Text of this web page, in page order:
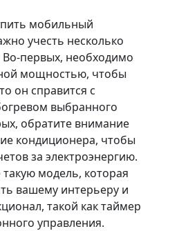
мобильный
учесть несколько
первых, необходимо
мощностью, чтобы
он справится с
выбранного
обратите внимание
кондиционера, чтобы
за электроэнергию.
модель, которая
вашему интерьеру и
такой как таймер
управления.